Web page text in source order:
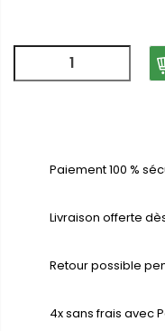
Paiement 100 %
Livraison offerte
Retour possible
4x sans frais avec